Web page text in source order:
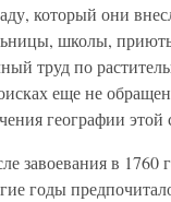
который они
школы,
труд по
еще не
географии этой
завоевания в 1760
годы